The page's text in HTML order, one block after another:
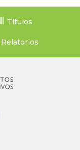
Títulos
Relatorios